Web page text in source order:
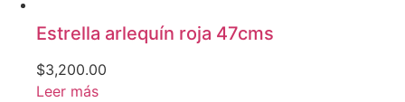
Estrella arlequín roja 47cms
$3,200.00
Leer más